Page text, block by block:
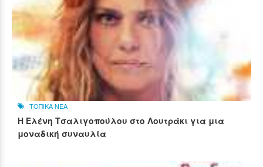
ΤΟΠΙΚΑ ΝΕΑ
Η Ελένη Τσαλιγοπούλου στο Λουτράκι για μια
μοναδική συναυλία